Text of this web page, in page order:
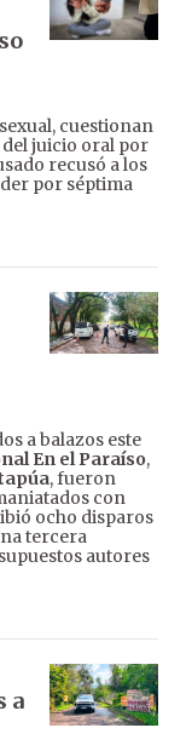
cuestionan
juicio oral por
recusó a los
por séptima
a balazos este
En el Paraíso,
, fueron
con
ocho disparos
tercera
autores
a